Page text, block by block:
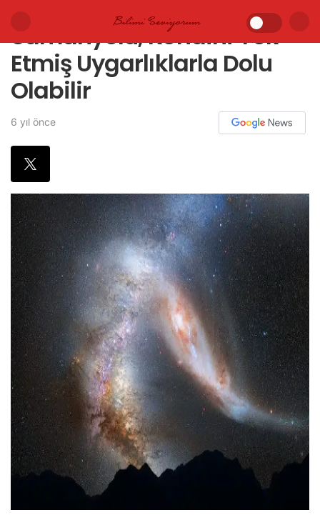
Samanyolu, Kendini Yok
Etmiş Uygarlıklarla Dolu
Olabilir
6 yıl önce